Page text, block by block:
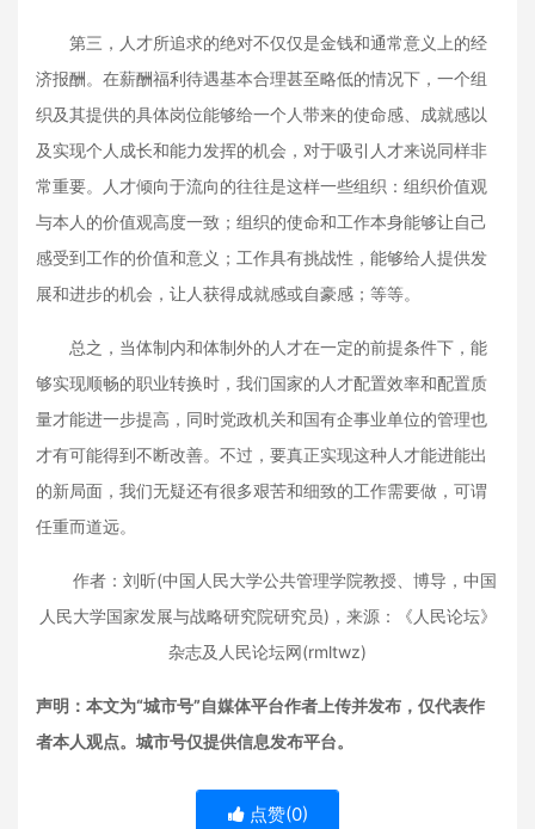
第三，人才所追求的绝对不仅仅是金钱和通常意义上的经
济报酬。在薪酬福利待遇基本合理甚至略低的情况下，一个组
织及其提供的具体岗位能够给一个人带来的使命感、成就感以
及实现个人成长和能力发挥的机会，对于吸引人才来说同样非
常重要。人才倾向于流向的往往是这样一些组织：组织价值观
与本人的价值观高度一致；组织的使命和工作本身能够让自己
感受到工作的价值和意义；工作具有挑战性，能够给人提供发
展和进步的机会，让人获得成就感或自豪感；等等。
总之，当体制内和体制外的人才在一定的前提条件下，能
够实现顺畅的职业转换时，我们国家的人才配置效率和配置质
量才能进一步提高，同时党政机关和国有企事业单位的管理也
才有可能得到不断改善。不过，要真正实现这种人才能进能出
的新局面，我们无疑还有很多艰苦和细致的工作需要做，可谓
任重而道远。
作者：刘昕(中国人民大学公共管理学院教授、博导，中国
人民大学国家发展与战略研究院研究员)，来源：《人民论坛》
杂志及人民论坛网(rmltwz)
声明：本文为“城市号”自媒体平台作者上传并发布，仅代表作
者本人观点。城市号仅提供信息发布平台。
点赞(0)